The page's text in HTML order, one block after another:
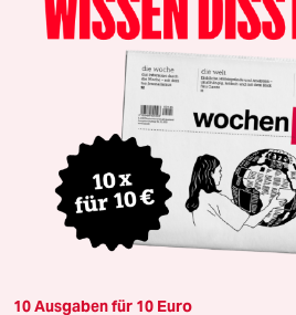
10 Ausgaben für 10 Euro